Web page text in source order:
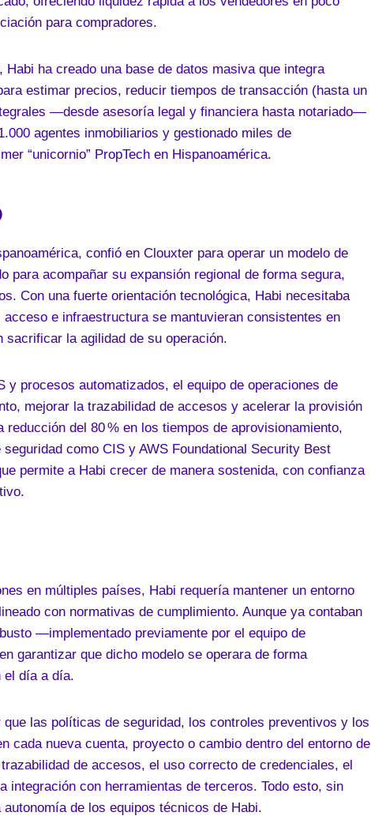
para compradores.
ha creado una base de datos masiva que integra
estimar precios, reducir tiempos de transacción (hasta un
—desde asesoría legal y financiera hasta notariado—
agentes inmobiliarios y gestionado miles de
“unicornio” PropTech en Hispanoamérica.
confió en Clouxter para operar un modelo de
para acompañar su expansión regional de forma segura,
Con una fuerte orientación tecnológica, Habi necesitaba
e infraestructura se mantuvieran consistentes en
la agilidad de su operación.
y procesos automatizados, el equipo de operaciones de
mejorar la trazabilidad de accesos y acelerar la provisión
del 80 % en los tiempos de aprovisionamiento,
como CIS y AWS Foundational Security Best
permite a Habi crecer de manera sostenida, con confianza
en múltiples países, Habi requería mantener un entorno
con normativas de cumplimiento. Aunque ya contaban
—implementado previamente por el equipo de
garantizar que dicho modelo se operara de forma
el día a día.
las políticas de seguridad, los controles preventivos y los
cada nueva cuenta, proyecto o cambio dentro del entorno de
de accesos, el uso correcto de credenciales, el
integración con herramientas de terceros. Todo esto, sin
de los equipos técnicos de Habi.